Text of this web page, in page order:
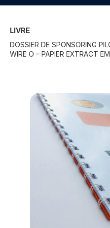
LIVRE
DOSSIER DE SPONSORING
WIRE O – PAPIER EXTRACT